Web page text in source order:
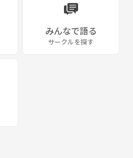
みんなで語る
サークルを探す